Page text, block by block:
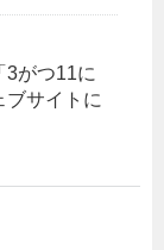
3がつ11に
ブサイトに